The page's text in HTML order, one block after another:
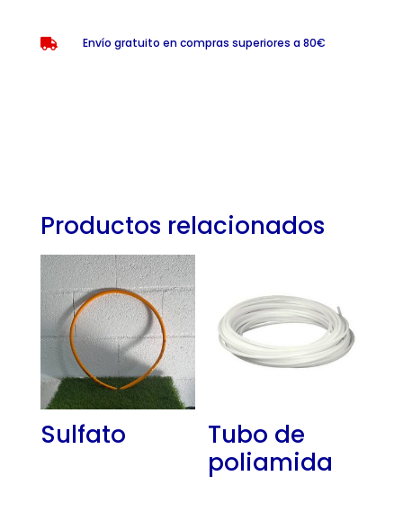
 Envío gratuito en compras superiores a 80€
Productos relacionados
Sulfato
Tubo de
poliamida